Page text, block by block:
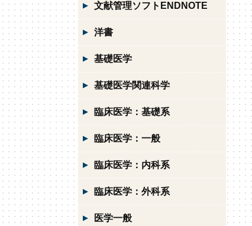
文献管理ソフトENDNOTE
洋書
基礎医学
基礎医学関連科学
臨床医学：基礎系
臨床医学：一般
臨床医学：内科系
臨床医学：外科系
医学一般